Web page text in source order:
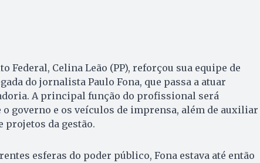
Federal, Celina Leão (PP), reforçou sua equipe de
do jornalista Paulo Fona, que passa a atuar
A principal função do profissional será
governo e os veículos de imprensa, além de auxiliar
projetos da gestão.
esferas do poder público, Fona estava até então